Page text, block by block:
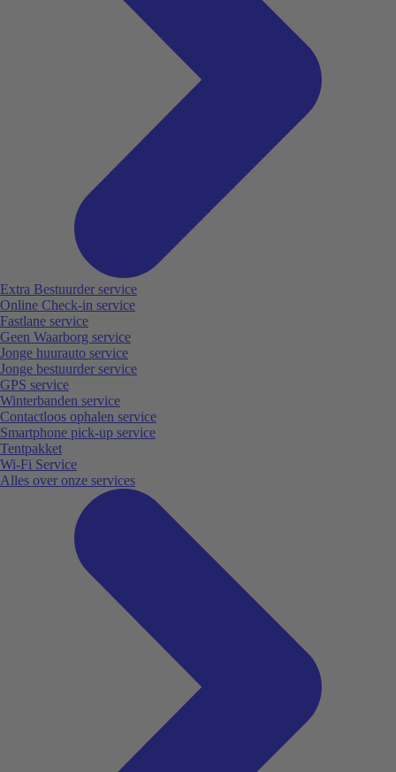
Extra Bestuurder service
Online Check-in service
Fastlane service
Geen Waarborg service
Jonge huurauto service
Jonge bestuurder service
GPS service
Winterbanden service
Contactloos ophalen service
Smartphone pick-up service
Tentpakket
Wi-Fi Service
Alles over onze services